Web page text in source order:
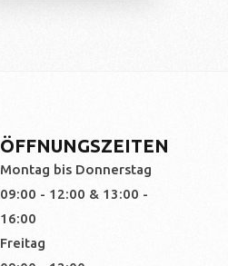
ÖFFNUNGSZEITEN
Montag bis Donnerstag
09:00 - 12:00 & 13:00 -
16:00
Freitag